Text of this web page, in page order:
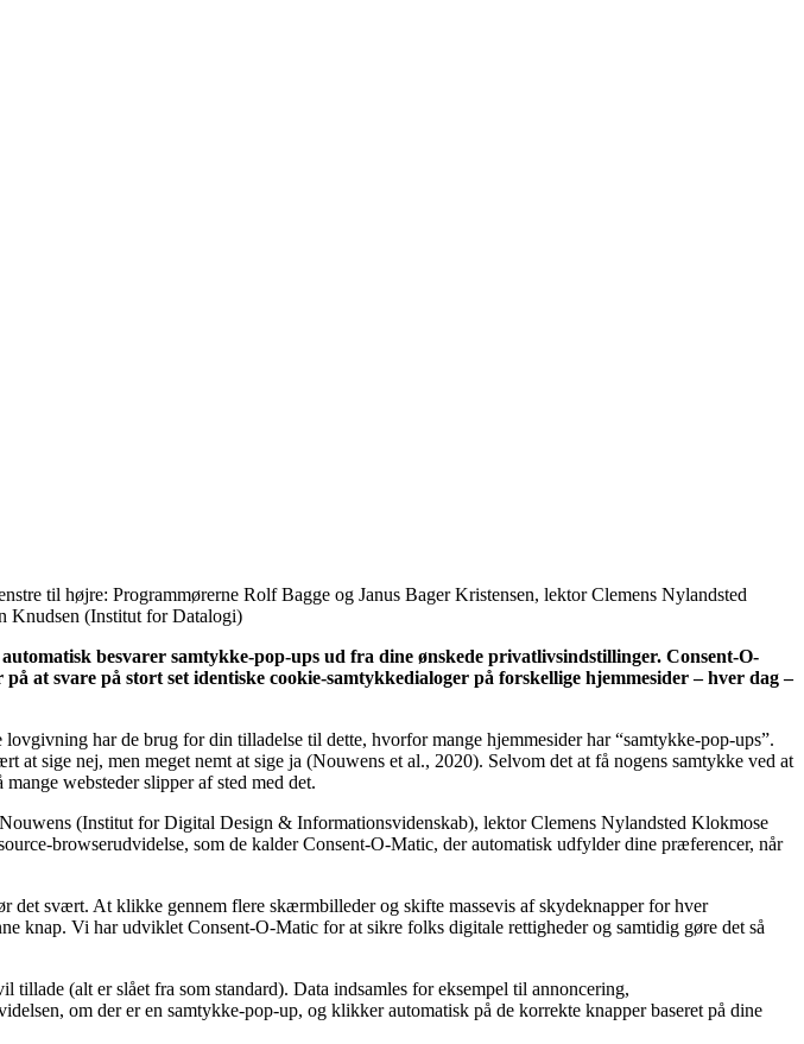
til højre: Programmørerne Rolf Bagge og Janus Bager Kristensen, lektor Clemens Nylandsted
Knudsen (Institut for Datalogi)
besvarer samtykke-pop-ups ud fra dine ønskede privatlivsindstillinger. Consent-O-
at svare på stort set identiske cookie-samtykkedialoger på forskellige hjemmesider – hver dag –
har de brug for din tilladelse til dette, hvorfor mange hjemmesider har “samtykke-pop-ups”.
at sige nej, men meget nemt at sige ja (Nouwens et al., 2020). Selvom det at få nogens samtykke ved at
websteder slipper af sted med det.
(Institut for Digital Design & Informationsvidenskab), lektor Clemens Nylandsted Klokmose
browserudvidelse, som de kalder Consent-O-Matic, der automatisk udfylder dine præferencer, når
det svært. At klikke gennem flere skærmbilleder og skifte massevis af skydeknapper for hver
knap. Vi har udviklet Consent-O-Matic for at sikre folks digitale rettigheder og samtidig gøre det så
(alt er slået fra som standard). Data indsamles for eksempel til annoncering,
om der er en samtykke-pop-up, og klikker automatisk på de korrekte knapper baseret på dine